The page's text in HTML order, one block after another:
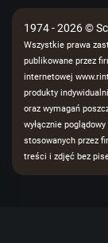
1974 - 2026 ©
Wszystkie prawa
publikowane przez
internetowej
produkty
oraz wymagań
wyłącznie
stosowanych przez
treści i zdjęć bez